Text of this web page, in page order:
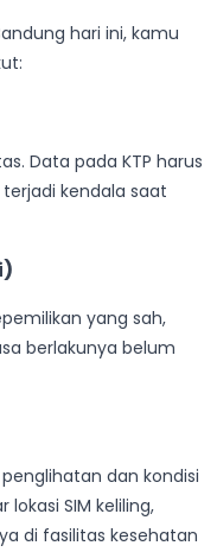
hari ini, kamu
Data pada KTP harus
kendala saat
yang sah,
berlakunya belum
dan kondisi
lokasi SIM keliling,
di fasilitas kesehatan